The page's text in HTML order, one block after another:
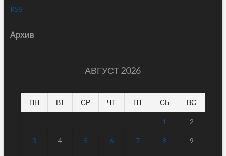
RSS
Архив
АВГУСТ 2026
ПН ВТ СР ЧТ ПТ СБ ВС
1 2
3 4 5 6 7 8 9